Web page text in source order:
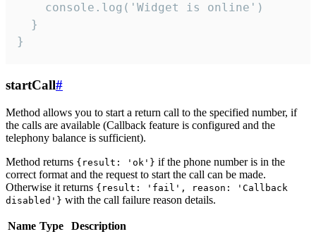
    console.log('Widget is online')
  }
}
startCall#
Method allows you to start a return call to the specified number, if
the calls are available (Callback feature is configured and the
telephony balance is sufficient).
Method returns {result: 'ok'} if the phone number is in the
correct format and the request to start the call can be made.
Otherwise it returns {result: 'fail', reason: 'Callback
disabled'} with the call failure reason details.
Name Type
Description